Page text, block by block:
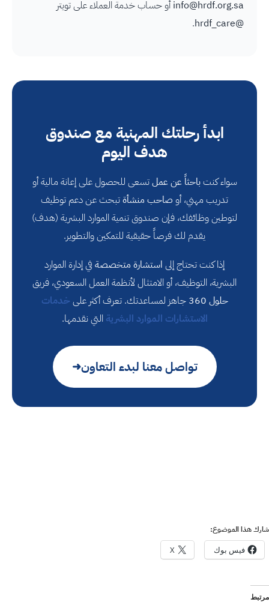
info@hrdf.org.saأو حساب خدمة العملاء على تويتر
@hrdf_care
.
ابدأ رحلتك المهنية مع صندوق
هدف اليوم
سواء كنتباحثاً عن عملتسعى للحصول على إعانة مالية أو
تدريب مهني، أو صاحب منشأةتبحث عن دعم توظيف
لتوطين وظائفك، فإن صندوق تنمية الموارد البشرية (هدف)
يقدم لك فرصاً حقيقية للتمكين والتطوير.
إذا كنت تحتاج إلى استشارة متخصصة في إدارة الموارد
البشرية، التوظيف، أو الامتثال لأنظمة العمل السعودي، فريق
حلول 360
جاهز لمساعدتك. تعرف أكثر على خدمات
الاستشارات الموارد البشرية التي نقدمها.
تواصل معنا لبدء التعاون➜
شارك هذا الموضوع:
فيس بوك
X
مرتبط